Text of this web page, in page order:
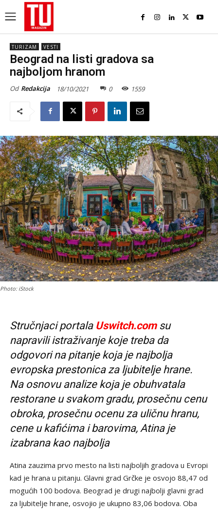
TURIZAM VESTI
Beograd na listi gradova sa
najboljom hranom
Od Redakcija 18/10/2021 0 1559
Photo: iStock
Stručnjaci portala Uswitch.comsu
napravili istraživanje koje treba da
odgovori na pitanje koja je najbolja
evropska prestonica za ljubitelje hrane.
Na osnovu analize koja je obuhvatala
restorane u svakom gradu, prosečnu cenu
obroka, prosečnu ocenu za uličnu hranu,
cene u kafićima i barovima, Atina je
izabrana kao najbolja
Atina zauzima prvo mesto na listi najboljih gradova u Evropi
kad je hrana u pitanju. Glavni grad Grčke je osvojo 88,47 od
mogućih 100 bodova. Beograd je drugi najbolji glavni grad
za ljubitelje hrane, osvojio je ukupno 83,06 bodova. Oba